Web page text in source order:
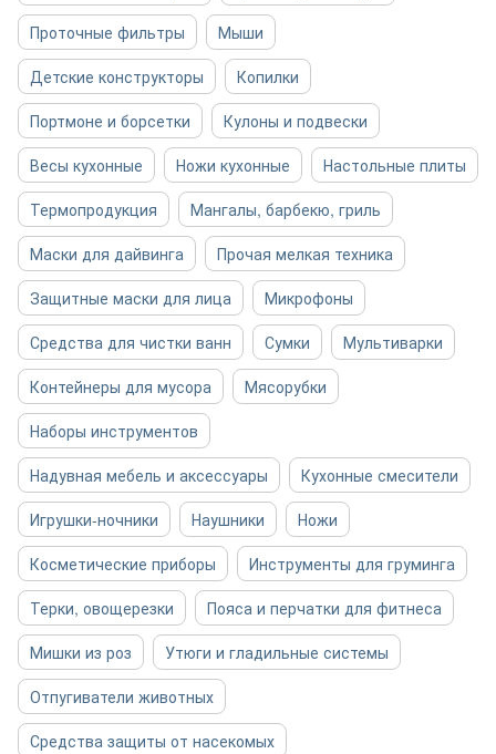
Проточные фильтры
Мыши
Детские конструкторы
Копилки
Портмоне и борсетки
Кулоны и подвески
Весы кухонные
Ножи кухонные
Настольные плиты
Термопродукция
Мангалы, барбекю, гриль
Маски для дайвинга
Прочая мелкая техника
Защитные маски для лица
Микрофоны
Средства для чистки ванн
Сумки
Мультиварки
Контейнеры для мусора
Мясорубки
Наборы инструментов
Надувная мебель и аксессуары
Кухонные смесители
Игрушки-ночники
Наушники
Ножи
Косметические приборы
Инструменты для груминга
Терки, овощерезки
Пояса и перчатки для фитнеса
Мишки из роз
Утюги и гладильные системы
Отпугиватели животных
Средства защиты от насекомых